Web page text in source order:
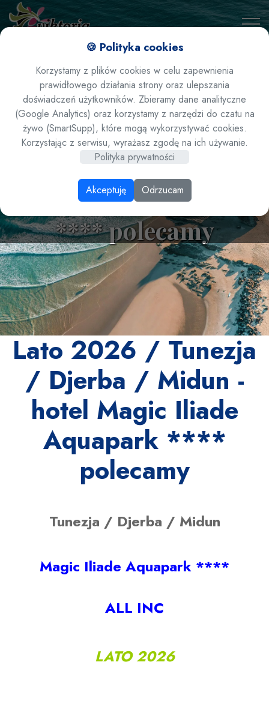
🍪 Polityka cookies
Korzystamy z plików cookies w celu zapewnienia
prawidłowego działania strony oraz ulepszania
doświadczeń użytkowników. Zbieramy dane analityczne
(Google Analytics) oraz korzystamy z narzędzi do czatu na
żywo (SmartSupp), które mogą wykorzystywać cookies.
Korzystając z serwisu, wyrażasz zgodę na ich używanie.
Polityka prywatności
Akceptuję Odrzucam
Lato 2026 / Tunezja /
Djerba / Midun - hotel
Magic Iliade Aquapark
**** polecamy
Lato 2026 / Tunezja
/ Djerba / Midun -
hotel Magic Iliade
Aquapark ****
polecamy
Tunezja / Djerba / Midun
Magic Iliade Aquapark ****
ALL INC
LATO 2026